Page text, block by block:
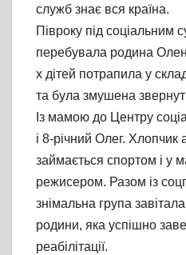
служб знає вся країна.
Півроку під соціальним
перебувала родина
х дітей потрапила у
та була змушена
Із мамою до Центру
і 8-річний Олег.
займається спортом і у
режисером. Разом із
знімальна група завітала
родини, яка успішно
реабілітації.